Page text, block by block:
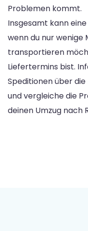
Problemen kommt.
Insgesamt kann
wenn du nur wenige
transportieren
Liefertermins bist.
Speditionen über
und vergleiche die
deinen Umzug nach